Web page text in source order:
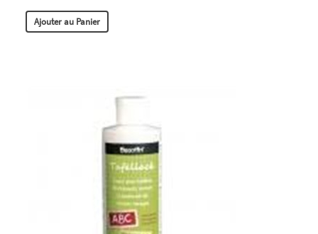
Ajouter au Panier